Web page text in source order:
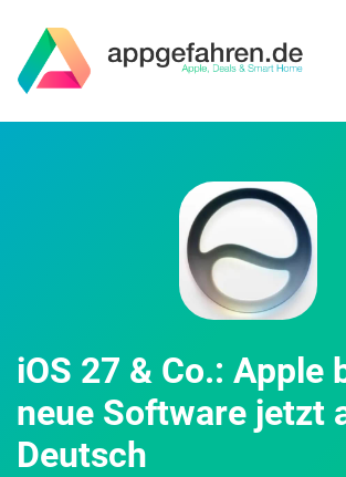
iOS 27 & Co.: Apple
neue Software jetzt
Deutsch